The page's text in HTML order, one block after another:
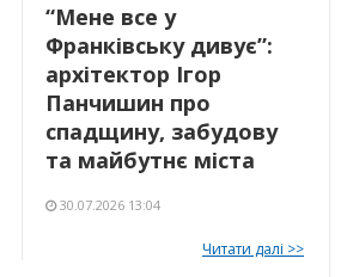
“Мене все у
Франківську дивує”:
архітектор Ігор
Панчишин про
спадщину, забудову
та майбутнє міста
30.07.2026 13:04
Читати далі >>